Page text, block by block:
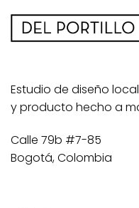
Estudio de diseño local
y producto hecho a
Calle 79b #7-85
Bogotá, Colombia